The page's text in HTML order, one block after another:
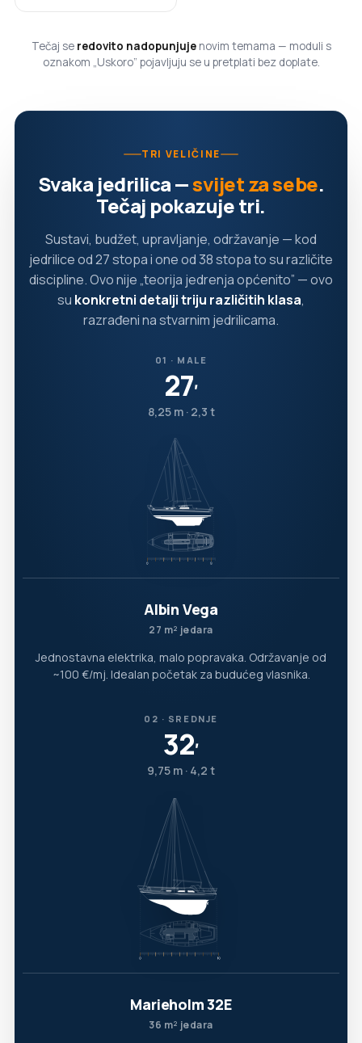
Tečaj se redovito nadopunjujenovim temama — moduli s
oznakom „Uskoro” pojavljuju se u pretplati bez doplate.
TRI VELIČINE
Svaka jedrilica —svijet za sebe.
Tečaj pokazuje tri.
Sustavi, budžet, upravljanje, održavanje — kod
jedrilice od 27 stopa i one od 38 stopa to su različite
discipline. Ovo nije „teorija jedrenja općenito” — ovo
su konkretni detalji triju različitih klasa,
razrađeni na stvarnim jedrilicama.
01 · MALE
27′
8,25 m · 2,3 t
Albin Vega
27 m² jedara
Jednostavna elektrika, malo popravaka. Održavanje od
~100 €/mj. Idealan početak za budućeg vlasnika.
02 · SREDNJE
32′
9,75 m · 4,2 t
Marieholm 32E
36 m² jedara